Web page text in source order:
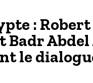
: Robert
Badr
le